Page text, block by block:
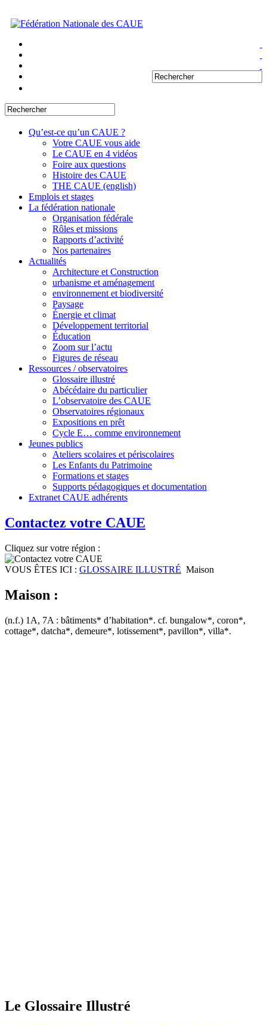
Qu’est-ce qu’un CAUE ?
Votre CAUE vous aide
Le CAUE en 4 vidéos
Foire aux questions
Histoire des CAUE
THE CAUE (english)
Emplois et stages
La fédération nationale
Organisation fédérale
Rôles et missions
Rapports d’activité
Nos partenaires
Actualités
Architecture et Construction
urbanisme et aménagement
environnement et biodiversité
Paysage
Énergie et climat
Développement territorial
Éducation
Zoom sur l’actu
Figures de réseau
Ressources / observatoires
Glossaire illustré
Abécédaire du particulier
L’observatoire des CAUE
Observatoires régionaux
Expositions en prêt
Cycle E… comme environnement
Jeunes publics
Ateliers scolaires et périscolaires
Les Enfants du Patrimoine
Formations et stages
Supports pédagogiques et documentation
Extranet CAUE adhérents
Contactez votre CAUE
Cliquez sur votre région :
VOUS ÊTES ICI : GLOSSAIRE ILLUSTRÉ Maison
Maison :
(n.f.) 1A, 7A : bâtiments* d’habitation*. cf. bungalow*, coron*,
cottage*, datcha*, demeure*, lotissement*, pavillon*, villa*.
Le Glossaire Illustré